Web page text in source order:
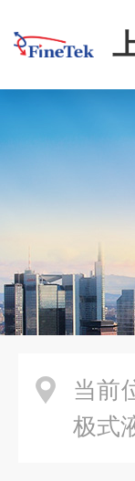
当前
极式